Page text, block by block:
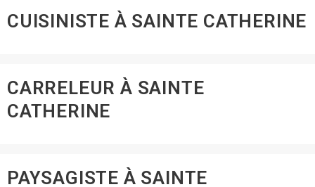
CUISINISTE À SAINTE CATHERINE
CARRELEUR À SAINTE
CATHERINE
PAYSAGISTE À SAINTE